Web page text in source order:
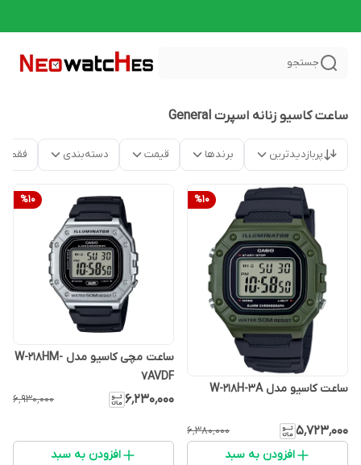
جستجو
ساعت کاسیو زنانه اسپرت General
پربازدیدترین برندها قیمت دسته‌بندی فقط
%10
ساعت کاسیو مدل W-218H-3A
۵٬۷۲۳٬۰۰۰ ۶٬۳۸۰٬۰۰۰
افزودن به سبد
%10
ساعت مچی کاسیو مدل W-218HM-
7AVDF
۶٬۲۳۰٬۰۰۰ ۶٬۹۳۰٬۰۰۰
افزودن به سبد